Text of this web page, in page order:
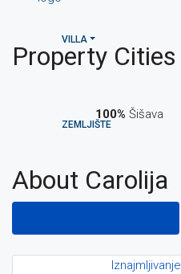
VILLA
ZEMLJIŠTE
Property Cities
100% Šišava
About Carolija
Iznajmljivanje